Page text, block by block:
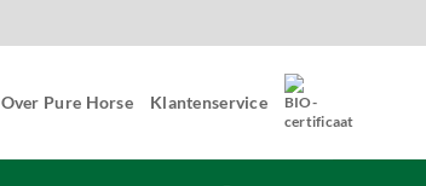
Over Pure Horse Klantenservice